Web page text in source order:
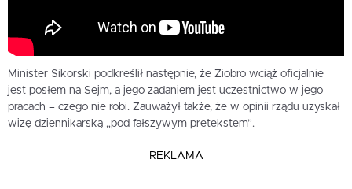
Minister Sikorski podkreślił następnie, że Ziobro wciąż oficjalnie
jest posłem na Sejm, a jego zadaniem jest uczestnictwo w jego
pracach – czego nie robi. Zauważył także, że w opinii rządu uzyskał
wizę dziennikarską „pod fałszywym pretekstem”.
REKLAMA